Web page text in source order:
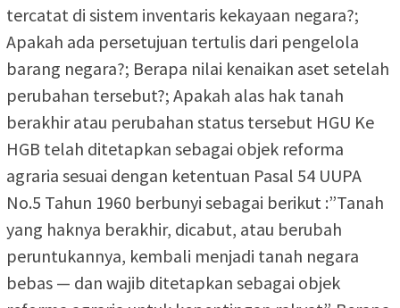
tercatat di sistem inventaris kekayaan negara?;
Apakah ada persetujuan tertulis dari pengelola
barang negara?; Berapa nilai kenaikan aset setelah
perubahan tersebut?; Apakah alas hak tanah
berakhir atau perubahan status tersebut HGU Ke
HGB telah ditetapkan sebagai objek reforma
agraria sesuai dengan ketentuan Pasal 54 UUPA
No.5 Tahun 1960 berbunyi sebagai berikut :”Tanah
yang haknya berakhir, dicabut, atau berubah
peruntukannya, kembali menjadi tanah negara
bebas — dan wajib ditetapkan sebagai objek